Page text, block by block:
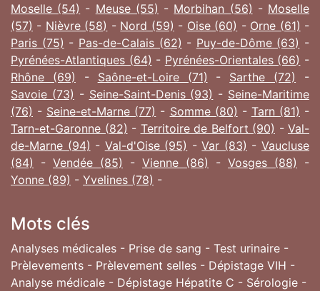
Moselle (54) - Meuse (55) - Morbihan (56) - Moselle
(57) - Nièvre (58) - Nord (59) - Oise (60) - Orne (61) -
Paris (75) - Pas-de-Calais (62) - Puy-de-Dôme (63) -
Pyrénées-Atlantiques (64) - Pyrénées-Orientales (66) -
Rhône (69) - Saône-et-Loire (71) - Sarthe (72)
-
Savoie (73) - Seine-Saint-Denis (93) - Seine-Maritime
(76) - Seine-et-Marne (77) - Somme (80) - Tarn (81) -
Tarn-et-Garonne (82) - Territoire de Belfort (90) - Val-
de-Marne (94) - Val-d'Oise (95) -Var (83) -Vaucluse
(84) - Vendée (85) - Vienne (86) - Vosges (88) -
Yonne (89) - Yvelines (78) -
Mots clés
Analyses médicales - Prise de sang - Test urinaire -
Prèlevements - Prèlevement selles - Dépistage VIH -
Analyse médicale - Dépistage Hépatite C - Sérologie -